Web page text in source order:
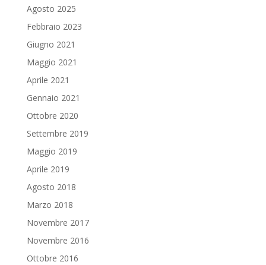
Agosto 2025
Febbraio 2023
Giugno 2021
Maggio 2021
Aprile 2021
Gennaio 2021
Ottobre 2020
Settembre 2019
Maggio 2019
Aprile 2019
Agosto 2018
Marzo 2018
Novembre 2017
Novembre 2016
Ottobre 2016